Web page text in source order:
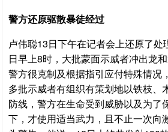
警方还原驱散暴徒经过
卢伟聪13日下午在记者会上还原了
日早上8时，大批蒙面示威者冲出龙
警方很克制及根据指引应付特殊情况
多批示威者有组织有策划地以铁枝、
防线，警方在生命受到威胁以及为了
下，才使用适当武力，且不止一次向